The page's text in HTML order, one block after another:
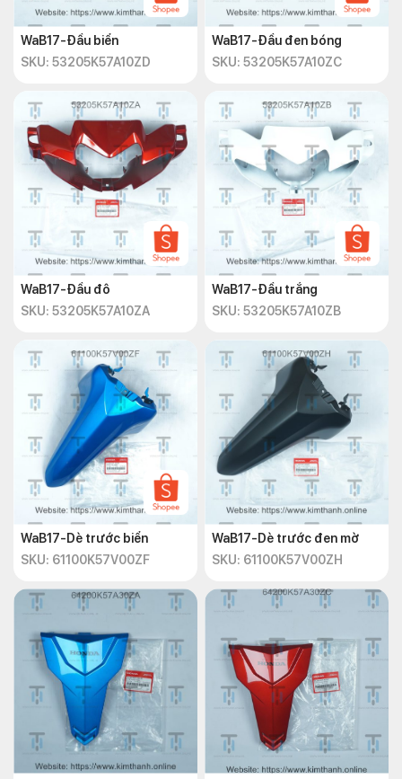
WaB17-Đầu biển
SKU: 53205K57A10ZD
WaB17-Đầu đen bóng
SKU: 53205K57A10ZC
WaB17-Đầu đô
SKU: 53205K57A10ZA
WaB17-Đầu trắng
SKU: 53205K57A10ZB
WaB17-Dè trước biển
SKU: 61100K57V00ZF
WaB17-Dè trước đen mờ
SKU: 61100K57V00ZH